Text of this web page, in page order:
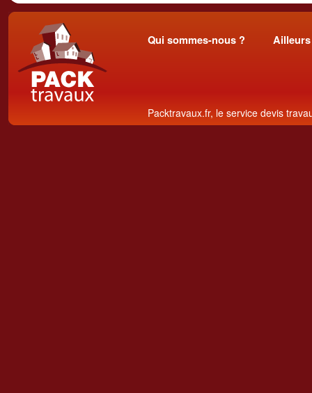
Qui sommes-nous ?
Packtravaux.fr, le service devis